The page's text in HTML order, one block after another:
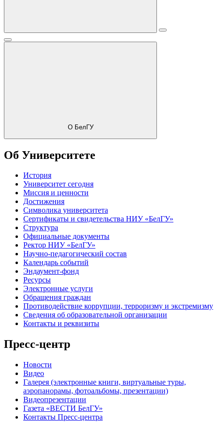
О БелГУ
Об Университете
История
Университет сегодня
Миссия и ценности
Достижения
Символика университета
Сертификаты и свидетельства НИУ «БелГУ»
Структура
Официальные документы
Ректор НИУ «БелГУ»
Научно-педагогический состав
Календарь событий
Эндаумент-фонд
Ресурсы
Электронные услуги
Обращения граждан
Противодействие коррупции, терроризму и экстремизму
Сведения об образовательной организации
Контакты и реквизиты
Пресс-центр
Новости
Видео
Галерея (электронные книги, виртуальные туры,
аэропанорамы, фотоальбомы, презентации)
Видеопрезентации
Газета «ВЕСТИ БелГУ»
Контакты Пресс-центра